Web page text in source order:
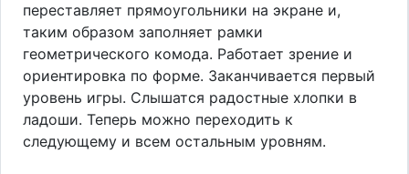
переставляет прямоугольники на экране и,
таким образом заполняет рамки
геометрического комода. Работает зрение и
ориентировка по форме. Заканчивается первый
уровень игры. Слышатся радостные хлопки в
ладоши. Теперь можно переходить к
следующему и всем остальным уровням.